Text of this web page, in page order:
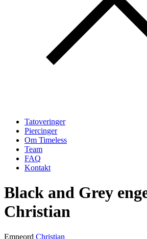
Tatoveringer
Piercinger
Om Timeless
Team
FAQ
Kontakt
Black and Grey
Christian
Emneord Christian